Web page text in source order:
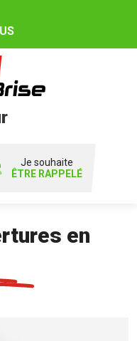
Je souhaite
ÊTRE RAPPELÉ
en